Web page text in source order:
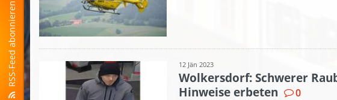
RSS-Feed abonnieren 12 Jän 2023
Wolkersdorf: Schwerer
Hinweise erbeten
0